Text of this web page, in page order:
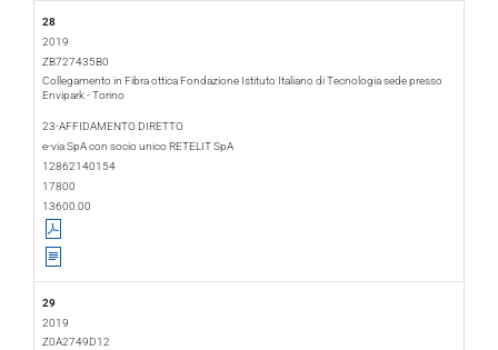
28
2019
ZB727435B0
Collegamento in Fibra ottica Fondazione Istituto Italiano di Tecnologia sede presso
Envipark - Torino
2033-12-31
23-AFFIDAMENTO DIRETTO
e-via SpA con socio unico RETELIT SpA
12862140154
17800
13600.00
29
2019
Z0A2749D12